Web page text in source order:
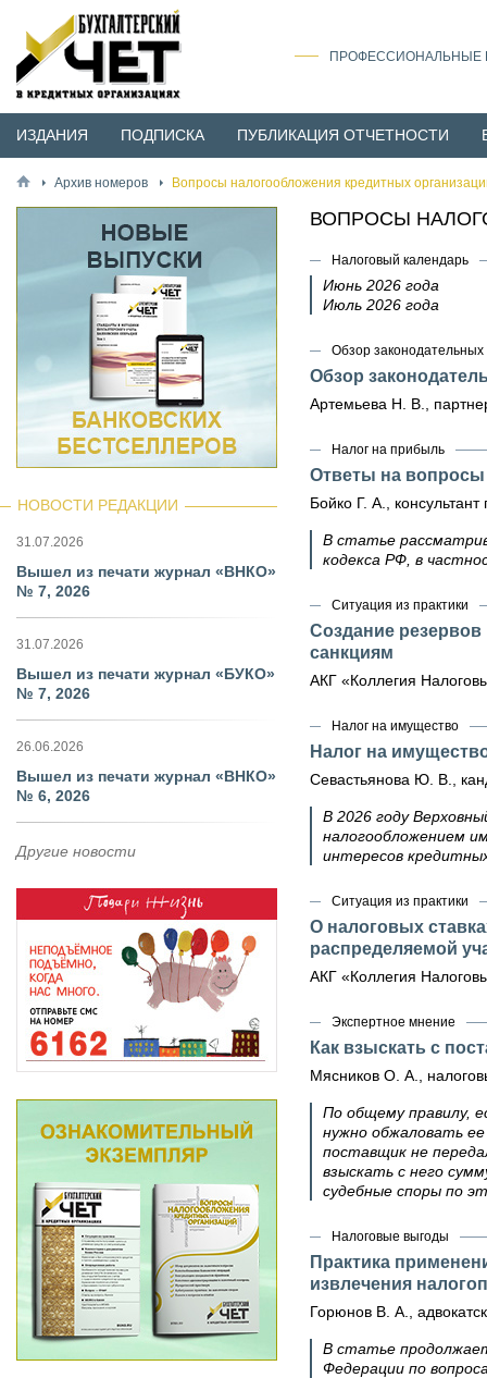
ПРОФЕССИОНАЛЬНЫЕ
ИЗДАНИЯ ПОДПИСКА ПУБЛИКАЦИЯ ОТЧЕТНОСТИ
Архив номеров Вопросы налогообложения кредитных
ВОПРОСЫ
Налоговый календарь
Июнь 2026 года
Июль 2026 года
Обзор
Обзор
Артемьева Н. В.,
Налог на прибыль
Ответы на вопросы
Бойко Г. А.,
В статье
кодекса РФ, в
Ситуация из практики
Создание
санкциям
АКГ «Коллегия
Налог на имущество
Налог на
Севастьянова Ю. В.,
В 2026 году
налогообложением
интересов
Ситуация из практики
О налоговых
распределяемой
АКГ «Коллегия
Экспертное мнение
Как взыскать с
Мясников О. А.,
По общему правилу,
нужно обжаловать
поставщик не
взыскать с него
судебные споры по
Налоговые выгоды
Практика
извлечения
Горюнов В. А.,
В статье
Федерации по
НОВОСТИ РЕДАКЦИИ
31.07.2026
Вышел из печати журнал «ВНКО»
№ 7, 2026
31.07.2026
Вышел из печати журнал «БУКО»
№ 7, 2026
26.06.2026
Вышел из печати журнал «ВНКО»
№ 6, 2026
Другие новости